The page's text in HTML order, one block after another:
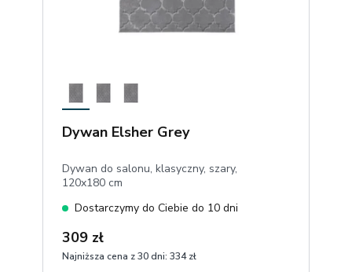
Dywan Elsher Grey
Dywan do salonu, klasyczny, szary,
120x180 cm
Dostarczymy do Ciebie do 10 dni
309 zł
Najniższa cena z 30 dni: 334 zł
1